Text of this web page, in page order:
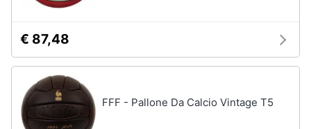
€ 87,48
FFF - Pallone Da Calcio Vintage T5